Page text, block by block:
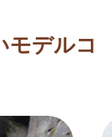
モデルコ